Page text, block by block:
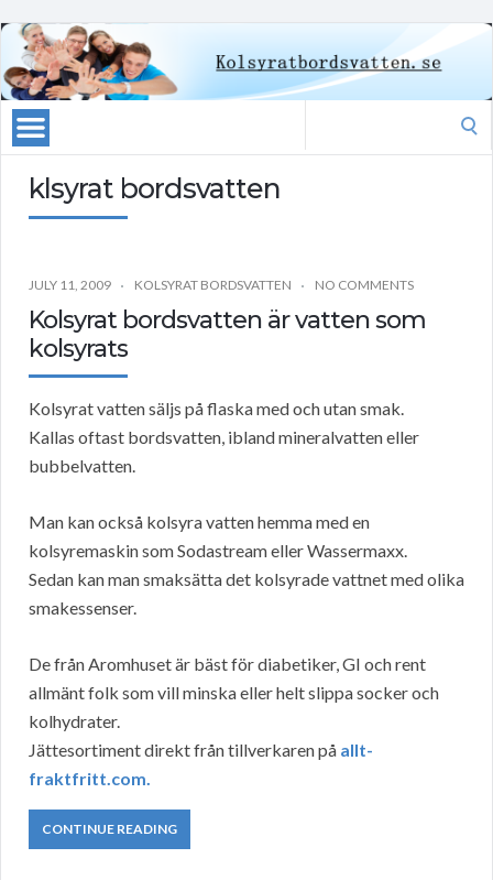
klsyrat bordsvatten
JULY 11, 2009 KOLSYRAT BORDSVATTEN NO COMMENTS
Kolsyrat bordsvatten är vatten som
kolsyrats
Kolsyrat vatten säljs på flaska med och utan smak.
Kallas oftast bordsvatten, ibland mineralvatten eller
bubbelvatten.
Man kan också kolsyra vatten hemma med en
kolsyremaskin som Sodastream eller Wassermaxx.
Sedan kan man smaksätta det kolsyrade vattnet med olika
smakessenser.
De från Aromhuset är bäst för diabetiker, GI och rent
allmänt folk som vill minska eller helt slippa socker och
kolhydrater.
Jättesortiment direkt från tillverkaren på allt-
fraktfritt.com.
CONTINUE READING